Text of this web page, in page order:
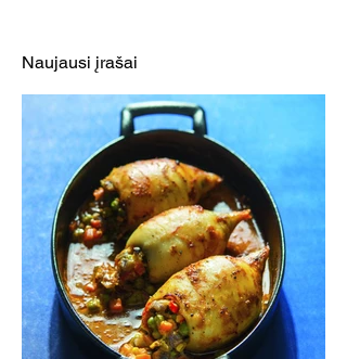
Naujausi įrašai